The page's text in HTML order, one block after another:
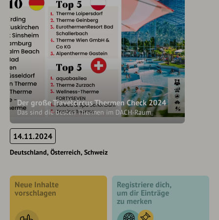
Der große Travelcircus Thermen Check 2024
Das sind die besten Thermen im DACH-Raum
14.11.2024
Deutschland Österreich Schweiz
Neue Inhalte
vorschlagen
Registriere dich,
um dir Einträge
zu merken